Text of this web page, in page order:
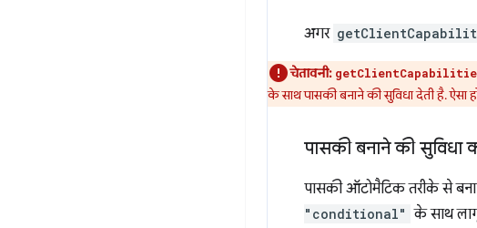
अगर
चेतावनी:
के साथ पासकी बनाने की सुविधा देती है.
पासकी बनाने की सुविधा
पासकी ऑटोमैटिक तरीके से
"conditional" के साथ